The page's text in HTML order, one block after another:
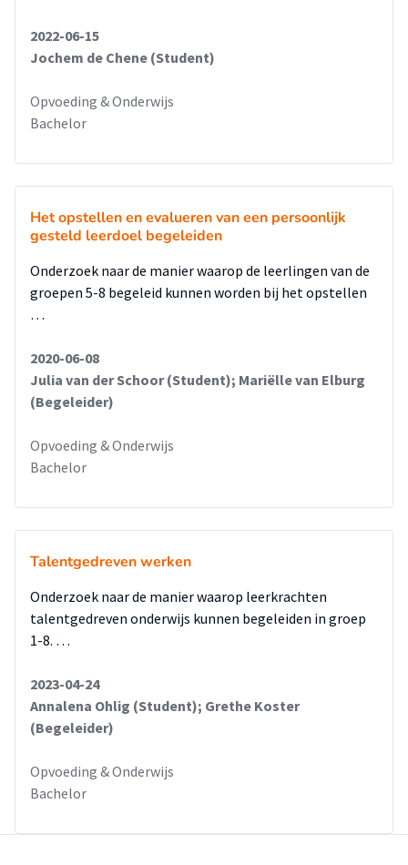
2022-06-15
Jochem de Chene (Student)
Opvoeding & Onderwijs
Bachelor
Het opstellen en evalueren van een persoonlijk
gesteld leerdoel begeleiden
Onderzoek naar de manier waarop de leerlingen van de
groepen 5-8 begeleid kunnen worden bij het opstellen
…
2020-06-08
Julia van der Schoor (Student); Mariëlle van Elburg
(Begeleider)
Opvoeding & Onderwijs
Bachelor
Talentgedreven werken
Onderzoek naar de manier waarop leerkrachten
talentgedreven onderwijs kunnen begeleiden in groep
1-8. …
2023-04-24
Annalena Ohlig (Student); Grethe Koster
(Begeleider)
Opvoeding & Onderwijs
Bachelor